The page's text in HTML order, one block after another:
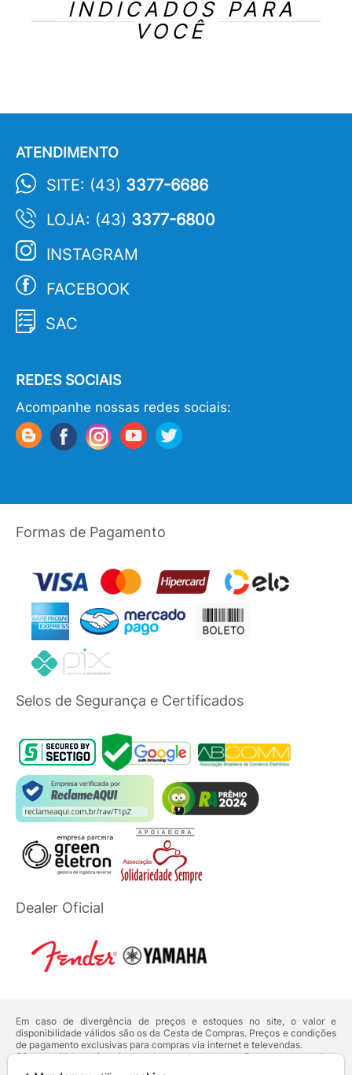
INDICADOS PARA
VOCÊ
ATENDIMENTO
SITE: (43) 3377-6686
LOJA: (43) 3377-6800
INSTAGRAM
FACEBOOK
SAC
REDES SOCIAIS
Acompanhe nossas redes sociais:
Formas de Pagamento
Selos de Segurança e Certificados
Dealer Oficial
Em caso de divergência de preços e estoques no site, o valor e
disponibilidade válidos são os da Cesta de Compras. Preços e condições
de pagamento exclusivas para compras via internet e televendas.
Ofertas válidas até o término de nossos estoques. Para compras acima